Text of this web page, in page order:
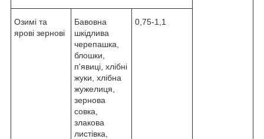
Озимі та
ярові зернові
Бавовна
шкідлива
черепашка,
блошки,
п'явиці, хлібні
жуки, хлібна
жужелиця,
зернова
совка,
злакова
листівка,
0,75-1,1